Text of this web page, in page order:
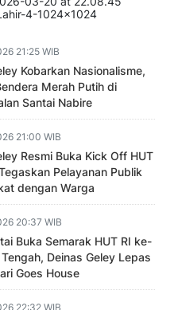
21:25 WIB
Kobarkan Nasionalisme,
Merah Putih di
Santai Nabire
21:00 WIB
Resmi Buka Kick Off HUT
Pelayanan Publik
dengan Warga
20:37 WIB
Buka Semarak HUT RI ke-
Deinas Geley Lepas
Goes House
22:32 WIB